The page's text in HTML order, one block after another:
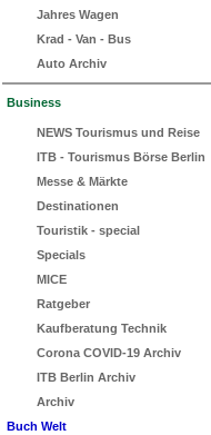
Jahres Wagen
Krad - Van - Bus
Auto Archiv
Business
NEWS Tourismus und Reise
ITB - Tourismus Börse Berlin
Messe & Märkte
Destinationen
Touristik - special
Specials
MICE
Ratgeber
Kaufberatung Technik
Corona COVID-19 Archiv
ITB Berlin Archiv
Archiv
Buch Welt